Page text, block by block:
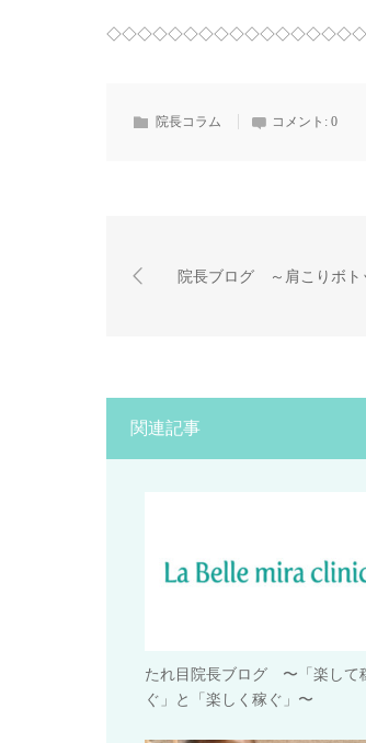
院長コラム コメント: 0
院長ブログ ～肩こりボト
関連記事
たれ目院長ブログ 〜「楽して
ぐ」と「楽しく稼ぐ」〜